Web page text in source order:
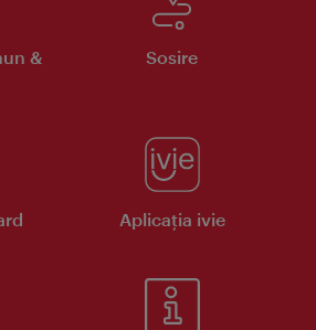
&
Sosire
Aplicaţia ivie